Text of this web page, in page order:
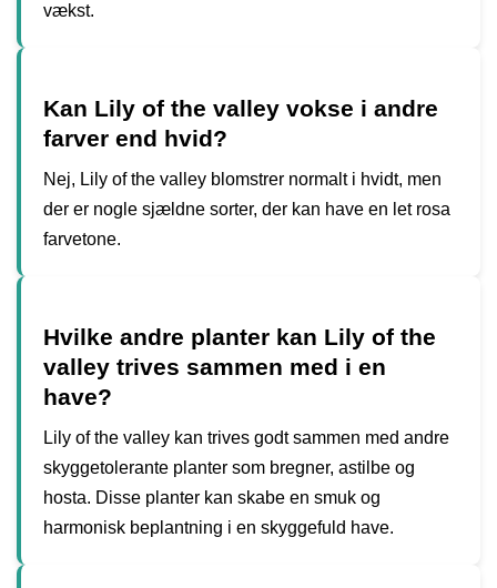
vækst.
Kan Lily of the valley vokse i andre
farver end hvid?
Nej, Lily of the valley blomstrer normalt i hvidt, men
der er nogle sjældne sorter, der kan have en let rosa
farvetone.
Hvilke andre planter kan Lily of the
valley trives sammen med i en
have?
Lily of the valley kan trives godt sammen med andre
skyggetolerante planter som bregner, astilbe og
hosta. Disse planter kan skabe en smuk og
harmonisk beplantning i en skyggefuld have.